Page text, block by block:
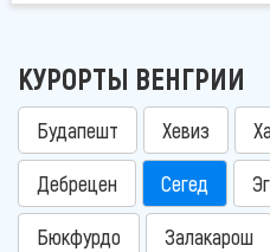
КУРОРТЫ ВЕНГРИИ
Будапешт Хевиз
Дебрецен Сегед
Бюкфурдо Залакарош